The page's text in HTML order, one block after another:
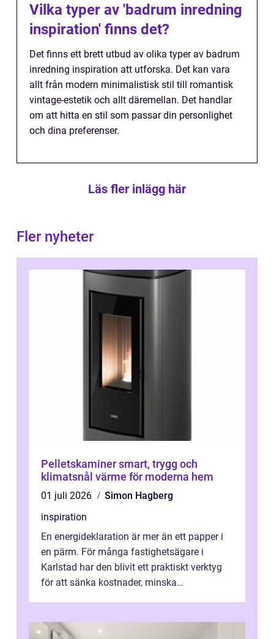
Vilka typer av 'badrum inredning
inspiration' finns det?
Det finns ett brett utbud av olika typer av badrum
inredning inspiration att utforska. Det kan vara
allt från modern minimalistisk stil till romantisk
vintage-estetik och allt däremellan. Det handlar
om att hitta en stil som passar din personlighet
och dina preferenser.
Läs fler inlägg här
Fler nyheter
Pelletskaminer smart, trygg och
klimatsnål värme för moderna hem
01 juli 2026
Simon Hagberg
inspiration
En energideklaration är mer än ett papper i
en pärm. För många fastighetsägare i
Karlstad har den blivit ett praktiskt verktyg
för att sänka kostnader, minska